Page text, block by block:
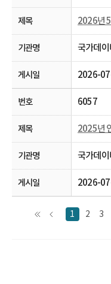
국가데이
2026-
6057
국가데이
2026-
1 2 3